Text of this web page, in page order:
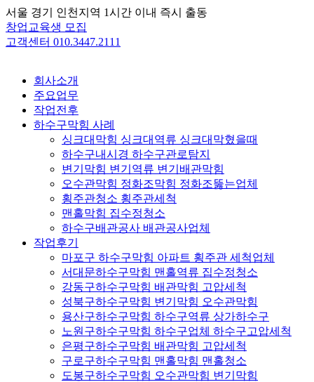
Skip
to
content
서울 경기 인천지역 1시간 이내 즉시 출동
창업교육생 모집
고객센터 010.3447.2111
회사소개
주요업무
작업전후
하수구막힘 사례
싱크대막힘 싱크대역류 싱크대막혔을때
하수구내시경 하수구관로탐지
변기막힘 변기역류 변기배관막힘
오수관막힘 정화조막힘 정화조뚫는업체
횡주관청소 횡주관세척
맨홀막힘 집수정청소
하수구배관공사 배관공사업체
작업후기
마포구 하수구막힘 아파트 횡주관 세척업체
서대문하수구막힘 맨홀역류 집수정청소
강동구하수구막힘 배관막힘 고압세척
성북구하수구막힘 변기막힘 오수관막힘
용산구하수구막힘 하수구역류 상가하수구
노원구하수구막힘 하수구업체 하수구고압세척
은평구하수구막힘 배관막힘 고압세척
구로구하수구막힘 맨홀막힘 맨홀청소
도봉구하수구막힘 오수관막힘 변기막힘